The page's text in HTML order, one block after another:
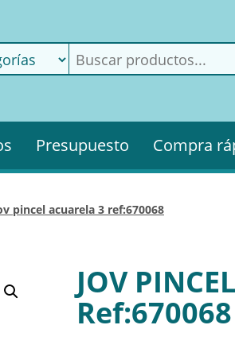
Presupuesto Compra
pincel acuarela 3 ref:670068
JOV
Ref:670068